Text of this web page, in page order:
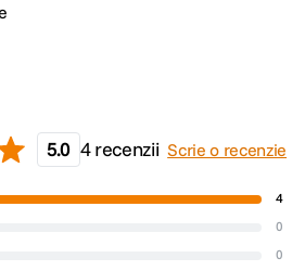
5.0 4 recenzii Scrie o recenzie
4
0
0